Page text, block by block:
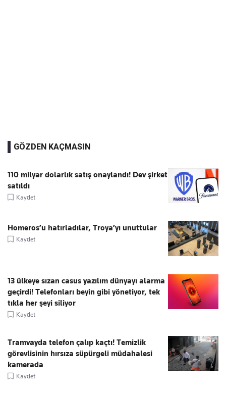
GÖZDEN KAÇMASIN
110 milyar dolarlık satış onaylandı! Dev şirket
satıldı
Kaydet
Homeros’u hatırladılar, Troya’yı unuttular
Kaydet
13 ülkeye sızan casus yazılım dünyayı alarma
geçirdi! Telefonları beyin gibi yönetiyor, tek
tıkla her şeyi siliyor
Kaydet
Tramvayda telefon çalıp kaçtı! Temizlik
görevlisinin hırsıza süpürgeli müdahalesi
kamerada
Kaydet